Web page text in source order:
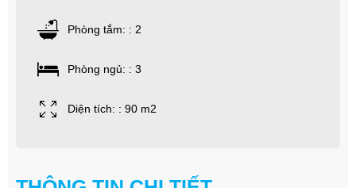
Phòng tắm: : 2
Phòng ngủ: : 3
Diện tích: : 90 m2